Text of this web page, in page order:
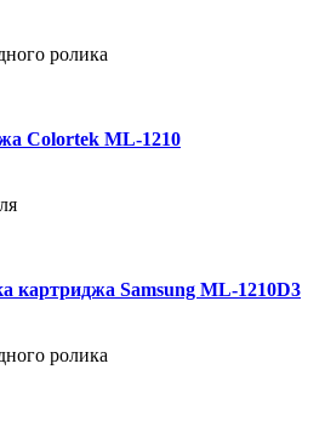
ролика
Colortek ML-1210
картриджа Samsung ML-1210D3
ролика